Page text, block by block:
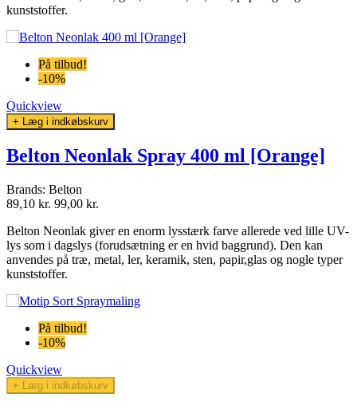
kunststoffer.
På tilbud!
-10%
Quickview
+ Læg i indkøbskurv
Belton Neonlak Spray 400 ml [Orange]
Brands: Belton
89,10 kr. 99,00 kr.
Belton Neonlak giver en enorm lysstærk farve allerede ved lille UV-
lys som i dagslys (forudsætning er en hvid baggrund). Den kan
anvendes på træ, metal, ler, keramik, sten, papir,glas og nogle typer
kunststoffer.
På tilbud!
-10%
Quickview
+ Læg i indkøbskurv